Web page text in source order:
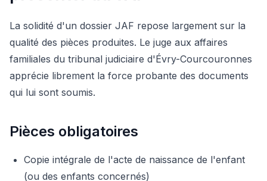
La solidité d'un dossier JAF repose largement sur la
qualité des pièces produites. Le juge aux affaires
familiales du tribunal judiciaire d'Évry-Courcouronnes
apprécie librement la force probante des documents
qui lui sont soumis.
Pièces obligatoires
Copie intégrale de l'acte de naissance de l'enfant
(ou des enfants concernés)